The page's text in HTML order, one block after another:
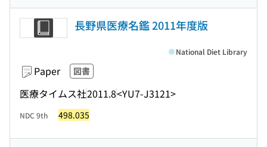
長野県医療名鑑 2011年度版
Paper 図書
医療タイムス社2011.8<YU7-J3121>
National Diet Library
NDC 9th 498.035